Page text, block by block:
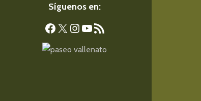
Síguenos en:
Facebook
X Instagram
YouTube
Feed RSS